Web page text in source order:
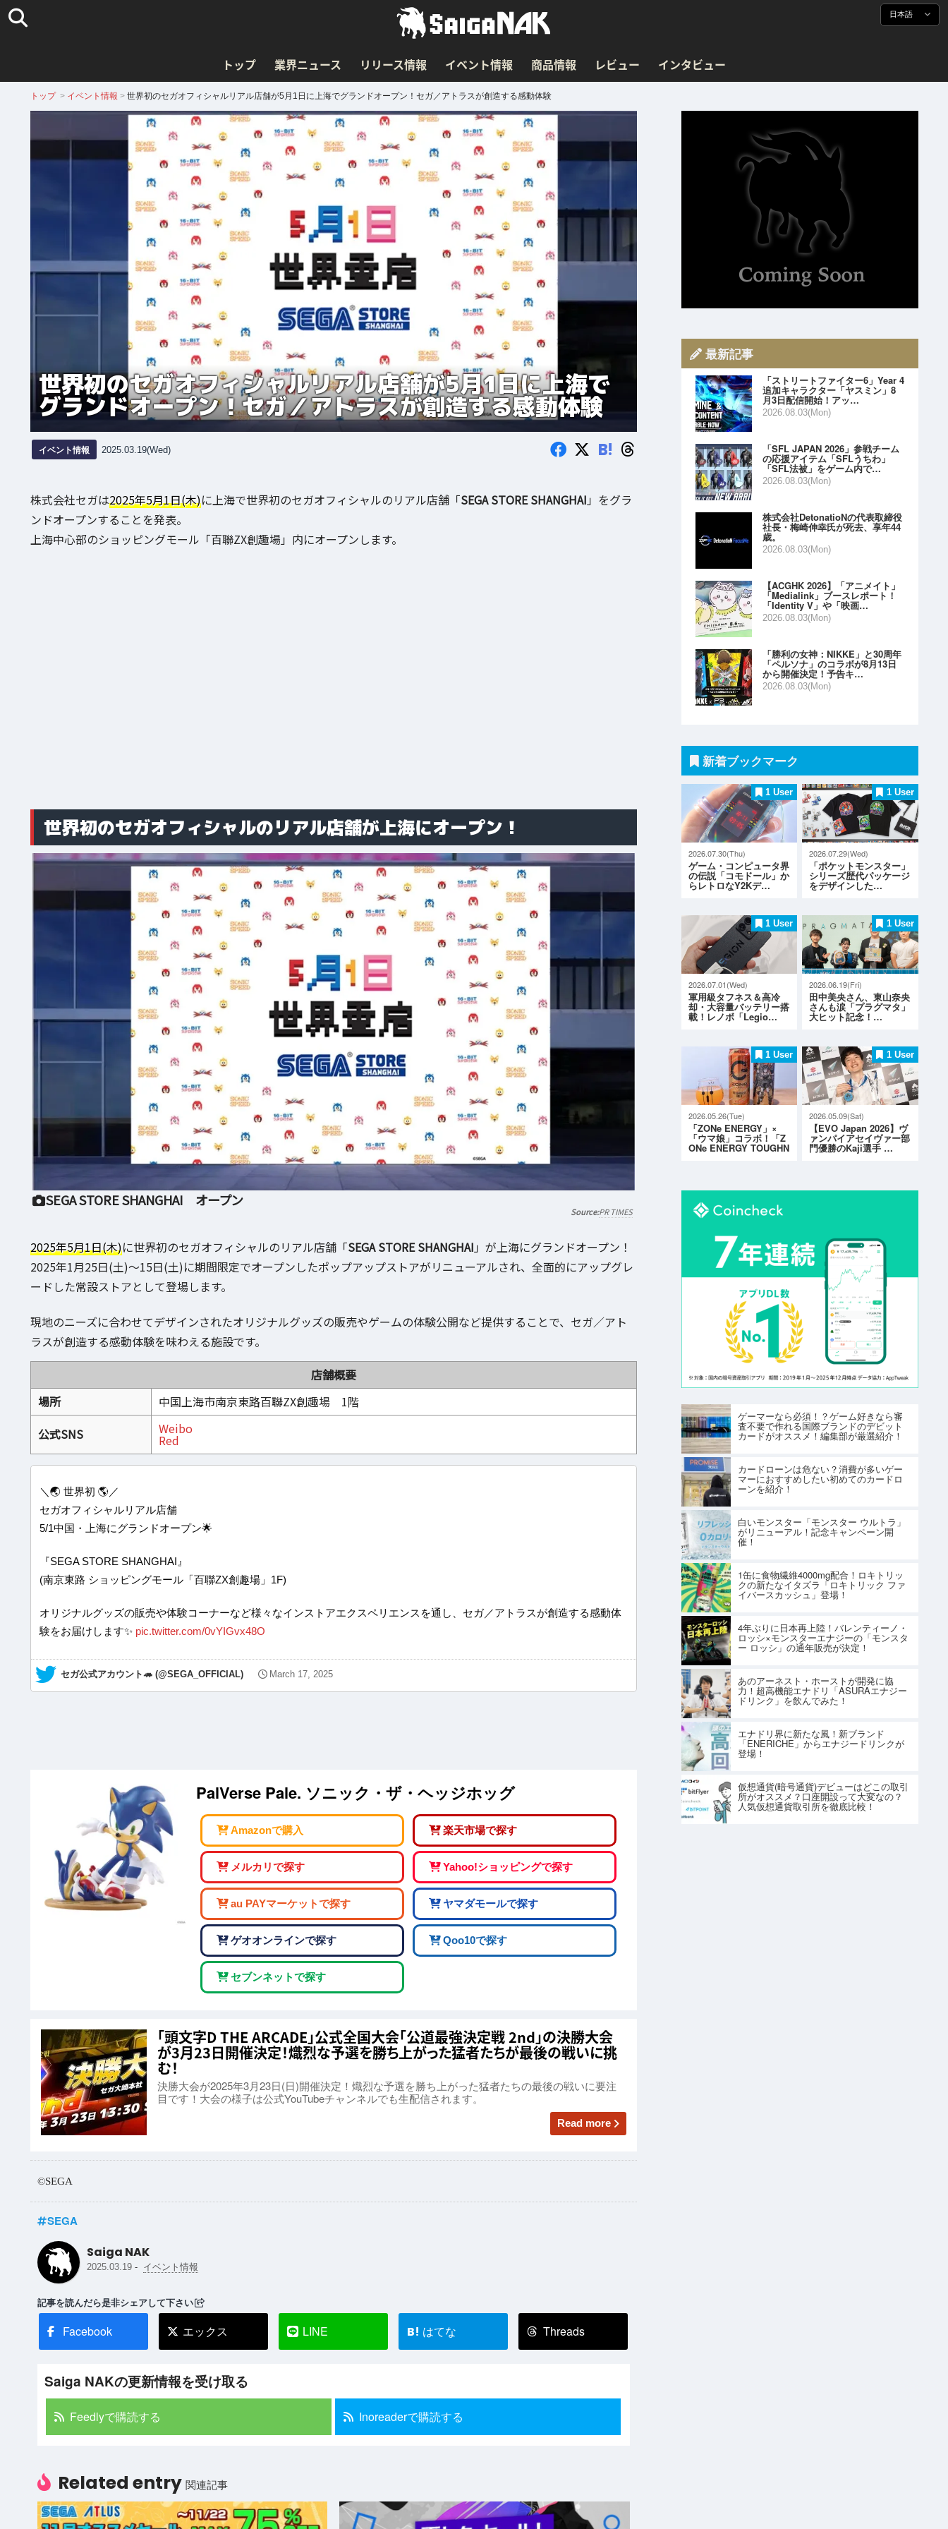
日本語
トップ 業界ニュース リリース情報 イベント情報 商品情報 レビュー インタビュー
トップ > イベント情報 > 世界初のセガオフィシャルリアル店舗が5月1日に上海でグランドオープン！セガ／アトラスが創造する感動体験
世界初のセガオフィシャルリアル店舗が5月1日に上海で
グランドオープン！セガ／アトラスが創造する感動体験
イベント情報 2025.03.19(Wed) B!
株式会社セガは2025年5月1日(木)に上海で世界初のセガオフィシャルのリアル店舗「SEGA STORE SHANGHAI 」をグラ
ンドオープンすることを発表。
上海中心部のショッピングモール「百聯ZX創趣場」内にオープンします。
世界初のセガオフィシャルのリアル店舗が上海にオープン！
SEGA STORE SHANGHAI オープン
PR TIMES
2025年5月1日(木)に世界初のセガオフィシャルのリアル店舗「SEGA STORE SHANGHAI 」が上海にグランドオープン！
2025年1月25日(土)～15日(土)に期間限定でオープンしたポップアップストアがリニューアルされ、全面的にアップグレ
ードした常設ストアとして登場します。
現地のニーズに合わせてデザインされたオリジナルグッズの販売やゲームの体験公開など提供することで、セガ／アト
ラスが創造する感動体験を味わえる施設です。
店舗概要
場所
中国上海市南京東路百聯ZX創趣場 1階
公式SNS
Weibo
Red
＼🌏 世界初 🌎／
セガオフィシャルリアル店舗
5/1中国・上海にグランドオープン🌟
『SEGA STORE SHANGHAI』
(南京東路 ショッピングモール「百聯ZX創趣場」1F)
オリジナルグッズの販売や体験コーナーなど様々なインストアエクスペリエンスを通し、セガ／アトラスが創造する感動体
験をお届けします✨ pic.twitter.com/0vYIGvx48O
— セガ公式アカウント🦔 (@SEGA_OFFICIAL) March 17, 2025
PalVerse Pale. ソニック・ザ・ヘッジホッグ
Amazonで購入 楽天市場で探す
メルカリで探す Yahoo!ショッピングで探す
au PAYマーケットで探す ヤマダモールで探す
ゲオオンラインで探す Qoo10で探す
セブンネットで探す
「頭文字D THE ARCADE」公式全国大会「公道最強決定戦 2nd」の決勝大会
が3月23日開催決定！熾烈な予選を勝ち上がった猛者たちが最後の戦いに挑
む！
決勝大会が2025年3月23日(日)開催決定！熾烈な予選を勝ち上がった猛者たちの最後の戦いに要注
目です！大会の様子は公式YouTubeチャンネルでも生配信されます。‎
Read more
©SEGA
SEGA
Saiga NAK
2025.03.19- イベント情報
記事を読んだら是非シェアして下さい
Facebook エックス LINE B! はてな Threads
Saiga NAKの更新情報を受け取る
Feedlyで購読する Inoreaderで購読する
Related entry 関連記事
最新記事
「ストリートファイター6」Year 4
追加キャラクター「ヤスミン」8
月3日配信開始！アッ…
2026.08.03(Mon)
「SFL JAPAN 2026」参戦チーム
の応援アイテム「SFLうちわ」
「SFL法被」をゲーム内で…
2026.08.03(Mon)
株式会社DetonatioNの代表取締役
社長・梅崎伸幸氏が死去、享年44
歳。
2026.08.03(Mon)
【ACGHK 2026】「アニメイト」
「Medialink」ブースレポート！
「Identity V」や「映画…
2026.08.03(Mon)
「勝利の女神：NIKKE」と30周年
「ペルソナ」のコラボが8月13日
から開催決定！予告キ…
2026.08.03(Mon)
新着ブックマーク
1 User
2026.07.30(Thu)
ゲーム・コンピュータ界
の伝説「コモドール」か
らレトロなY2Kデ…
1 User
2026.07.29(Wed)
「ポケットモンスター」
シリーズ歴代パッケージ
をデザインした…
1 User
2026.07.01(Wed)
軍用級タフネス＆高冷
却・大容量バッテリー搭
載！レノボ「Legio…
1 User
2026.06.19(Fri)
田中美央さん、東山奈央
さんも涙「プラグマタ」
大ヒット記念！…
1 User
2026.05.26(Tue)
「ZONe ENERGY」×
「ウマ娘」コラボ！「Z
ONe ENERGY TOUGHN
1 User
2026.05.09(Sat)
【EVO Japan 2026】ヴ
ァンパイアセイヴァー部
門優勝のKaji選手 …
ゲーマーなら必須！？ゲーム好きなら審
査不要で作れる国際ブランドのデビット
カードがオススメ！編集部が厳選紹介！
カードローンは危ない？消費が多いゲー
マーにおすすめしたい初めてのカードロ
ーンを紹介！
白いモンスター「モンスター ウルトラ」
がリニューアル！記念キャンペーン開
催！
1缶に食物繊維4000mg配合！ロキトリッ
クの新たなイタズラ「ロキトリック ファ
イバースカッシュ」登場！
4年ぶりに日本再上陸！バレンティーノ・
ロッシ×モンスターエナジーの「モンスタ
ー ロッシ」の通年販売が決定！
あのアーネスト・ホーストが開発に協
力！超高機能エナドリ「ASURAエナジー
ドリンク」を飲んでみた！
エナドリ界に新たな風！新ブランド
「ENERICHE」からエナジードリンクが
登場！
仮想通貨(暗号通貨)デビューはどこの取引
所がオススメ？口座開設って大変なの？
人気仮想通貨取引所を徹底比較！